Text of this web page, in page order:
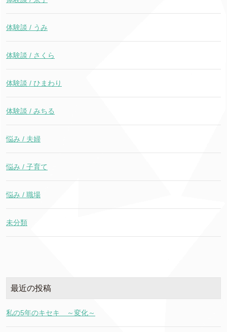
体験談 / うみ
体験談 / さくら
体験談 / ひまわり
体験談 / みちる
悩み / 夫婦
悩み / 子育て
悩み / 職場
未分類
最近の投稿
私の5年のキセキ ～変化～